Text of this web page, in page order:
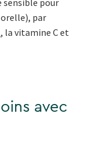
par
, la vitamine C et
avec